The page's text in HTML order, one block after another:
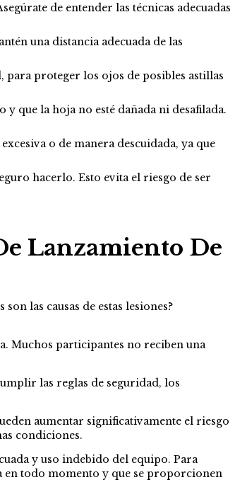
de entender las técnicas adecuadas
una distancia adecuada de las
para proteger los ojos de posibles astillas
y que la hoja no esté dañada ni desafilada.
o de manera descuidada, ya que
hacerlo. Esto evita el riesgo de ser
Lanzamiento De
las causas de estas lesiones?
Muchos participantes no reciben una
las reglas de seguridad, los
aumentar significativamente el riesgo
condiciones.
y uso indebido del equipo. Para
en todo momento y que se proporcionen